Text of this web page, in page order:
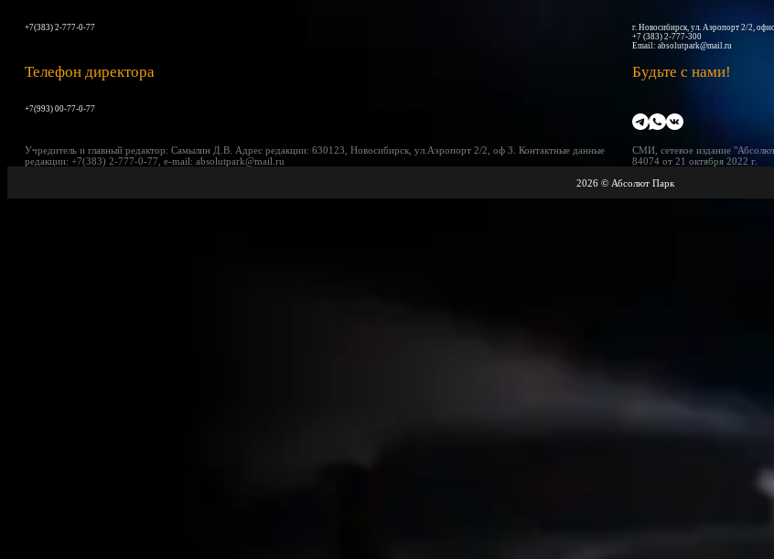
+7(383) 2-777-0-77
г. Новосибирск, ул. Аэропорт 2/2, офис
+7 (383) 2-777-300
Email: absolutpark@mail.ru
Телефон директора
+7(993) 00-77-0-77
Будьте с нами!
Учредитель и главный редактор: Самылин Д.В. Адрес редакции: 630123, Новосибирск, ул.Аэропорт 2/2, оф 3. Контактные данные
редакции: +7(383) 2-777-0-77, e-mail: absolutpark@mail.ru
СМИ, сетевое издание
84074 от 21 октября 2022 г.
2026 © Абсолют Парк